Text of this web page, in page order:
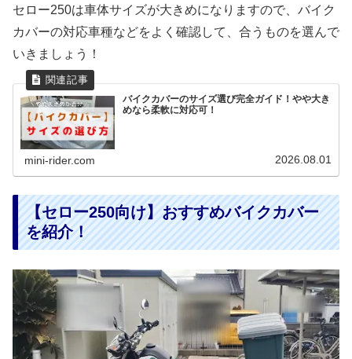
セロー250は車体サイズが大きめになりますので、バイク
カバーの対応車種などをよく確認して、合うものを選んで
いきましょう！
バイクカバーのサイズ選び完全ガイド！やや大き
めなら柔軟に対応可！
mini-rider.com 2026.08.01
【セロー250向け】おすすめバイクカバー
を紹介！